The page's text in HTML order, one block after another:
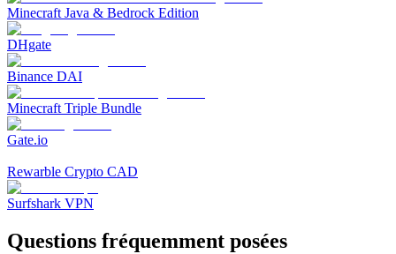
Minecraft Java & Bedrock Edition
DHgate
Binance DAI
Minecraft Triple Bundle
Gate.io
Rewarble Crypto CAD
Surfshark VPN
Questions fréquemment posées